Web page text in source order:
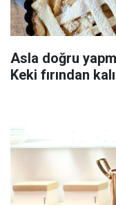
Asla doğru
Keki fırından